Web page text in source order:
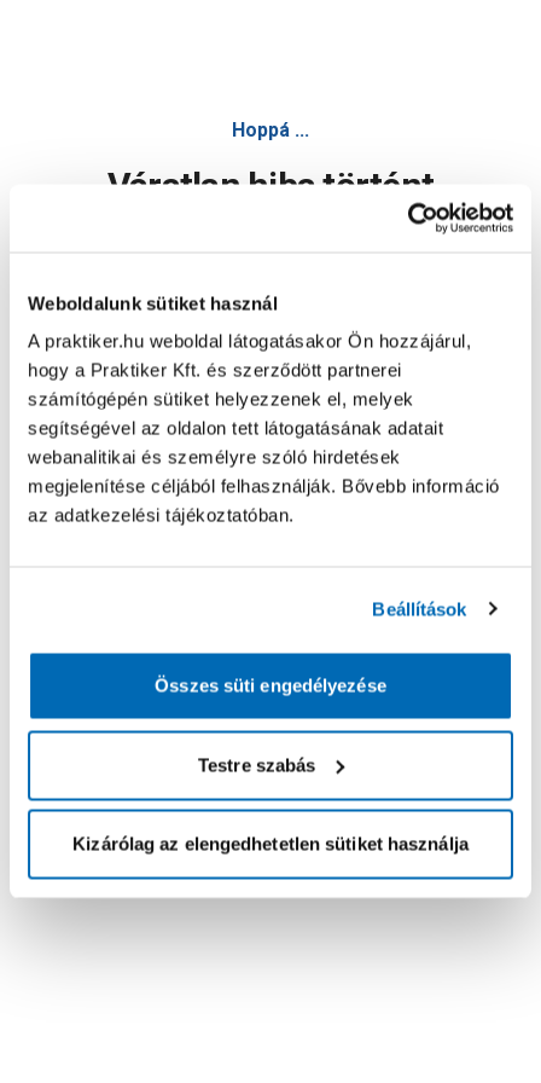
Weboldalunk sütiket használ
A praktiker.hu weboldal látogatásakor Ön hozzájárul,
hogy a Praktiker Kft. és szerződött partnerei
számítógépén sütiket helyezzenek el, melyek
segítségével az oldalon tett látogatásának adatait
webanalitikai és személyre szóló hirdetések
megjelenítése céljából felhasználják. Bővebb információ
az adatkezelési tájékoztatóban.
Beállítások
Összes süti engedélyezése
Testre szabás
Kizárólag az elengedhetetlen sütiket használja
Hoppá ...
Váratlan hiba történt
Oldal újratöltése